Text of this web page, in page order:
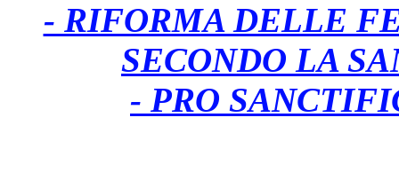
- RIFORMA DELLE
SECONDO LA
- PRO